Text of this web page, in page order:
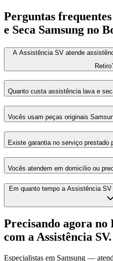
Perguntas
e Seca Samsung no
A Assistência SV atende
Quanto custa assistência lava e
Vocês usam peças originais
Existe garantia no serviço prestado
Vocês atendem em domicílio ou
Em quanto tempo a Assistência
Precisando agora no
com a Assistência SV.
Especialistas em Samsung —